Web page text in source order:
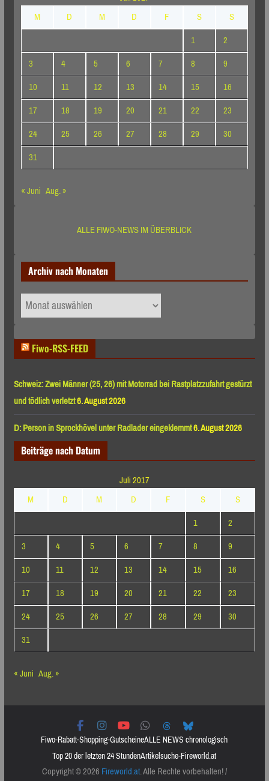
M
D M D F S
S
1
2
3
4 5 6 7 8
9
10
11 12 13 14 15
16
17
18 19 20 21 22
23
24
25 26 27 28 29
30
31
« Juni Aug. »
ALLE FIWO-NEWS IM ÜBERBLICK
Archiv nach Monaten
Archiv
nach
Fiwo-RSS-FEED
Schweiz: Zwei Männer (25, 26) mit Motorrad bei Rastplatzzufahrt gestürzt
und tödlich verletzt6. August 2026
D: Person in Sprockhövel unter Radlader eingeklemmt6. August 2026
Beiträge nach Datum
Juli 2017
M
D M D F S
S
1
2
3
4 5 6 7 8
9
10
11 12 13 14 15
16
17
18 19 20 21 22
23
24
25 26 27 28 29
30
31
« Juni Aug. »
Fiwo-Rabatt-Shopping-GutscheineALLE NEWS chronologisch
Top 20 der letzten 24 StundenArtikelsuche-Fireworld.at
Copyright © 2026Fireworld.at. Alle Rechte vorbehalten! /